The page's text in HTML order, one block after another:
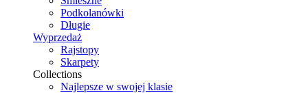
Podkolanówki
Długie
Wyprzedaż
Rajstopy
Skarpety
Collections
Najlepsze w swojej klasie